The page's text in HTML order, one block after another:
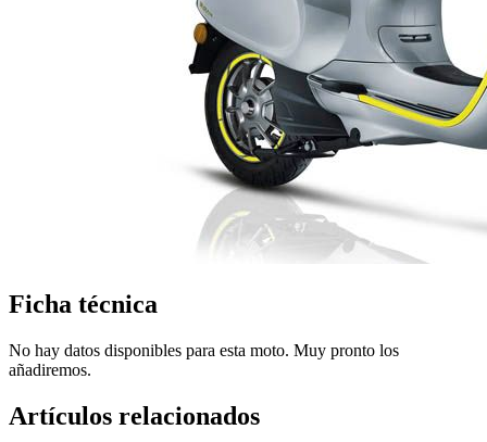
Ficha técnica
No hay datos disponibles para esta moto. Muy pronto los
añadiremos.
Artículos relacionados